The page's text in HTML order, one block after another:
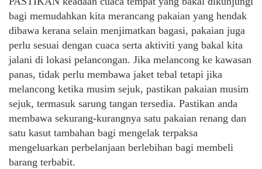
bagi memudahkan kita merancang pakaian yang hendak
dibawa kerana selain menjimatkan bagasi, pakaian juga
perlu sesuai dengan cuaca serta aktiviti yang bakal kita
jalani di lokasi pelancongan. Jika melancong ke kawasan
panas, tidak perlu membawa jaket tebal tetapi jika
melancong ketika musim sejuk, pastikan pakaian musim
sejuk, termasuk sarung tangan tersedia. Pastikan anda
membawa sekurang-kurangnya satu pakaian renang dan
satu kasut tambahan bagi mengelak terpaksa
mengeluarkan perbelanjaan berlebihan bagi membeli
barang terbabit.